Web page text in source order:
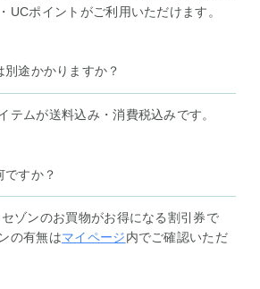
UCポイントがご利用いただけます。
途かかりますか？
テムが送料込み・消費税込みです。
ですか？
ゾンのお買物がお得になる割引券で
の有無はマイページ内でご確認いただ